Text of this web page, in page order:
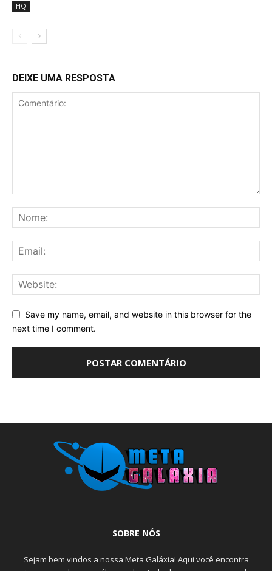
HQ
DEIXE UMA RESPOSTA
Save my name, email, and website in this browser for the
next time I comment.
SOBRE NÓS
Sejam bem vindos a nossa Meta Galáxia! Aqui você encontra